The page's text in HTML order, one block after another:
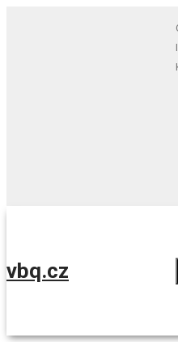
vbq.cz